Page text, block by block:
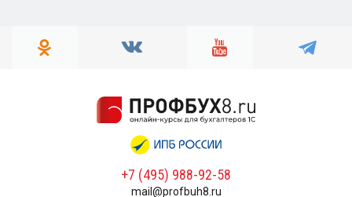
+7 (495) 988-92-58
mail@profbuh8.ru